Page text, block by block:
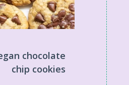
chocolate
chip cookies